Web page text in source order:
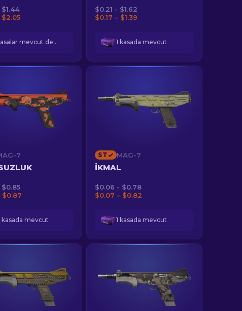
$2.05
Kasalar mevcut değil
$0.21 - $1.62
$0.17 – $1.39
1 kasada mevcut
7
$0.87
kasada mevcut
ST MAG-7
İKMAL
$0.06 - $0.78
$0.07 – $0.82
1 kasada mevcut